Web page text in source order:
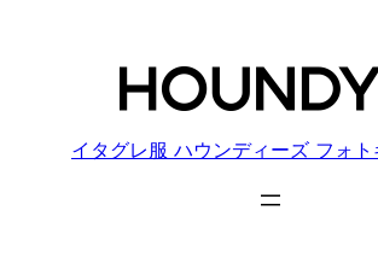
イタグレ服 ハウンディーズ フォ